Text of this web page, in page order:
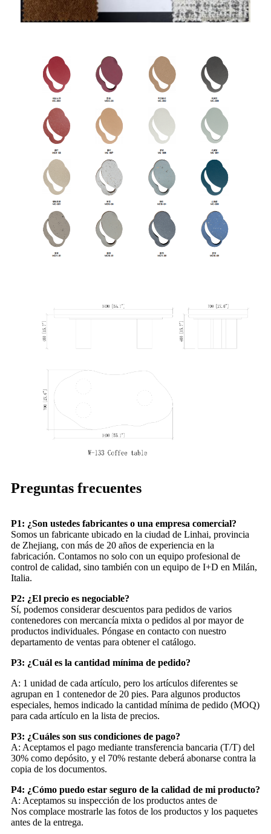
Preguntas frecuentes
P1: ¿Son ustedes fabricantes o una empresa comercial?
Somos un fabricante ubicado en la ciudad de Linhai, provincia
de Zhejiang, con más de 20 años de experiencia en la
fabricación. Contamos no solo con un equipo profesional de
control de calidad, sino también con un equipo de I+D en Milán,
Italia.
P2: ¿El precio es negociable?
Sí, podemos considerar descuentos para pedidos de varios
contenedores con mercancía mixta o pedidos al por mayor de
productos individuales. Póngase en contacto con nuestro
departamento de ventas para obtener el catálogo.
P3: ¿Cuál es la cantidad mínima de pedido?
A: 1 unidad de cada artículo, pero los artículos diferentes se
agrupan en 1 contenedor de 20 pies. Para algunos productos
especiales, hemos indicado la cantidad mínima de pedido (MOQ)
para cada artículo en la lista de precios.
P3: ¿Cuáles son sus condiciones de pago?
A: Aceptamos el pago mediante transferencia bancaria (T/T) del
30% como depósito, y el 70% restante deberá abonarse contra la
copia de los documentos.
P4: ¿Cómo puedo estar seguro de la calidad de mi producto?
A: Aceptamos su inspección de los productos antes de
Nos complace mostrarle las fotos de los productos y los paquetes
antes de la entrega.